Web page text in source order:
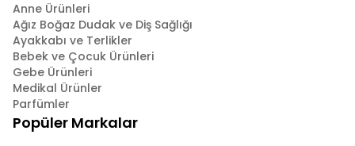
Anne Ürünleri
Ağız Boğaz Dudak ve Diş Sağlığı
Ayakkabı ve Terlikler
Bebek ve Çocuk Ürünleri
Gebe Ürünleri
Medikal Ürünler
Parfümler
Popüler Markalar